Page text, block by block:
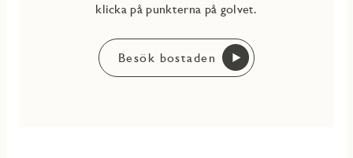
klicka på punkterna på golvet.
Besök bostaden